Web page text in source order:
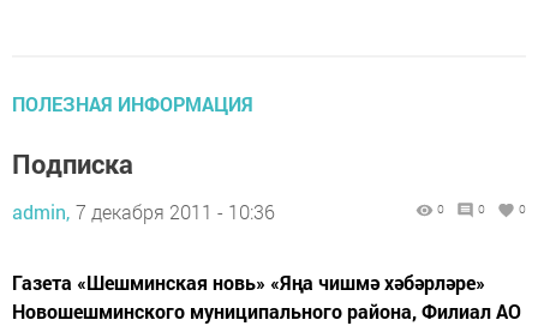
ПОЛЕЗНАЯ ИНФОРМАЦИЯ
Подписка
admin, 7 декабря 2011 - 10:36 0 0 0
Газета «Шешминская новь» «Яңа чишмә хәбәрләре»
Новошешминского муниципального района, Филиал АО